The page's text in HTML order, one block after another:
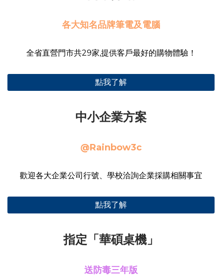
各大知名品牌筆電及電腦
全省直營門市共29家,提供客戶最好的購物體驗！
點我了解
中小企業方案
@Rainbow3c
歡迎各大企業公司行號、學校洽詢企業採購相關事宜
點我了解
指定「華碩桌機」
送防毒三年版